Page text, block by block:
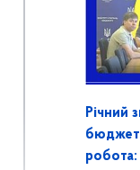
Річний
робота: